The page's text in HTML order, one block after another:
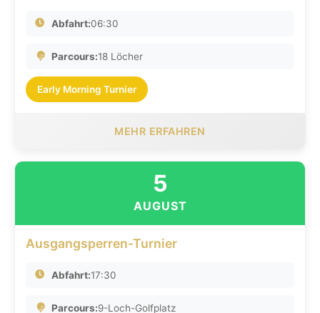
Abfahrt:06:30
Parcours:18 Löcher
Early Morning Turnier
MEHR ERFAHREN
5
AUGUST
Ausgangsperren-Turnier
Abfahrt:17:30
Parcours:9-Loch-Golfplatz